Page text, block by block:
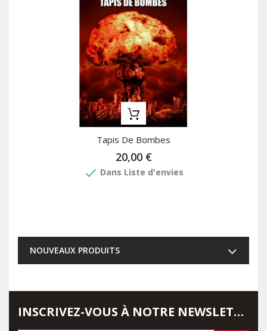
Tapis De Bombes
20,00 €
done Dans Liste d'envies
NOUVEAUX PRODUITS
INSCRIVEZ-VOUS À NOTRE NEWSLETTER